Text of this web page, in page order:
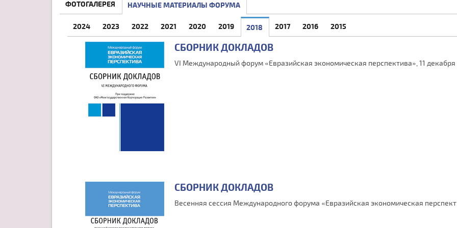
ФОТОГАЛЕРЕЯ НАУЧНЫЕ МАТЕРИАЛЫ ФОРУМА
2024 2023 2022 2021 2020 2019 2018 (АКТИВНАЯ ВКЛАДКА)
2017 2016 2015
СБОРНИК ДОКЛАДОВ
VI Международный форум «Евразийская экономическая перспектива», 11 декабря
СБОРНИК ДОКЛАДОВ
Весенняя сессия Международного форума «Евразийская экономическая